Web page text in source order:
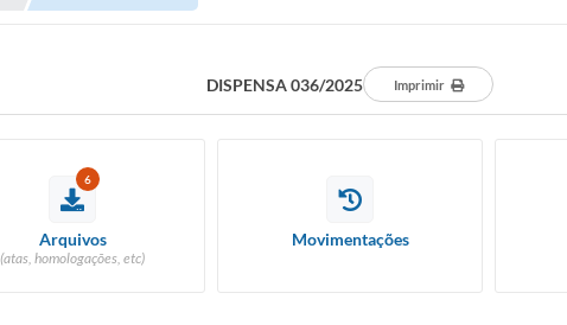
DISPENSA 036/2025 Imprimir
6
Arquivos
(atas, homologações, etc)
Movimentações